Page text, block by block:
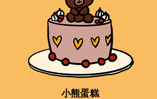
小熊蛋糕